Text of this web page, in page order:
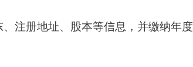
注册地址、股本等信息，并缴纳年度